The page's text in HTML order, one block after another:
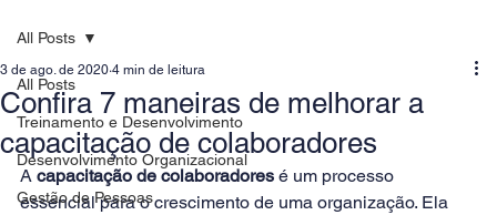
All Posts
Treinamento e Desenvolvimento
Desenvolvimento Organizacional
Gestão de Pessoas
All Posts
Confira 7 maneiras de melhorar a
capacitação de colaboradores
3 de ago. de 2020 4 min de leitura
A capacitação de colaboradores é um processo
essencial para o crescimento de uma organização. Ela